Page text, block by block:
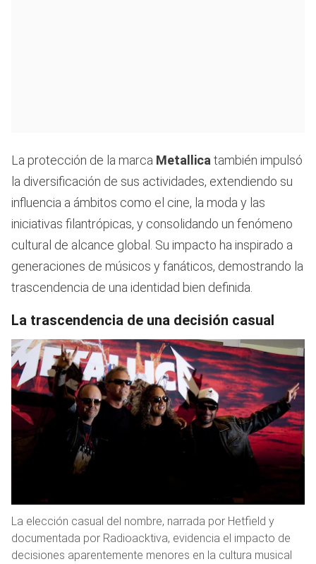
La protección de la marca Metallica también impulsó
la diversificación de sus actividades, extendiendo su
influencia a ámbitos como el cine, la moda y las
iniciativas filantrópicas, y consolidando un fenómeno
cultural de alcance global. Su impacto ha inspirado a
generaciones de músicos y fanáticos, demostrando la
trascendencia de una identidad bien definida.
La trascendencia de una decisión casual
La elección casual del nombre, narrada por Hetfield y
documentada por Radioacktiva, evidencia el impacto de
decisiones aparentemente menores en la cultura musical